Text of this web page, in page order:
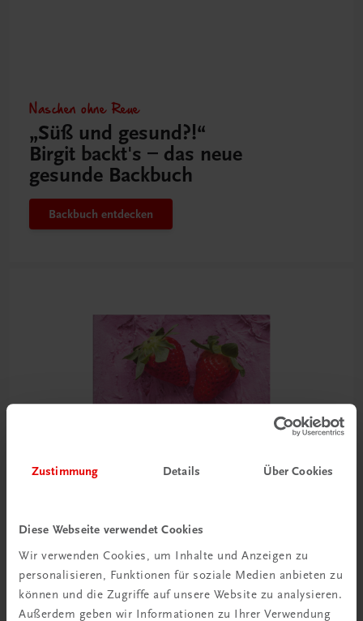
Zustimmung Details Über Cookies
Diese Webseite verwendet Cookies
Wir verwenden Cookies, um Inhalte und Anzeigen zu
personalisieren, Funktionen für soziale Medien anbieten zu
können und die Zugriffe auf unsere Website zu analysieren.
Außerdem geben wir Informationen zu Ihrer Verwendung
Naschen ohne Reue
„Süß und gesund?!“
Birgit backt's – das neue
gesunde Backbuch
Backbuch entdecken
Gastronomie
Die Eis-Bibel